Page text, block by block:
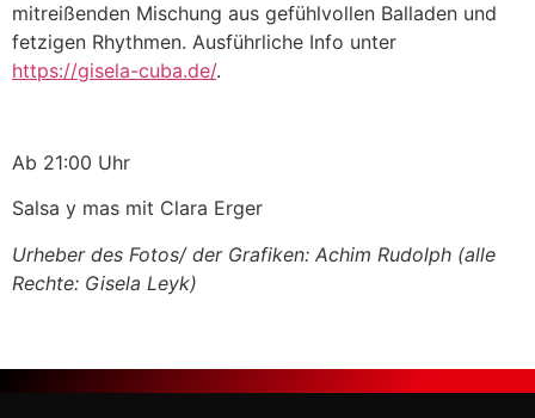
mitreißenden Mischung aus gefühlvollen Balladen und
fetzigen Rhythmen. Ausführliche Info unter
https://gisela-cuba.de/.
Ab 21:00 Uhr
Salsa y mas mit Clara Erger
Urheber des Fotos/ der Grafiken: Achim Rudolph (alle
Rechte: Gisela Leyk)